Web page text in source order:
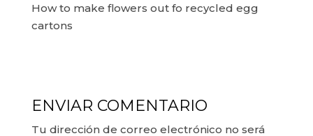
How to make flowers out fo recycled egg
cartons
ENVIAR COMENTARIO
Tu dirección de correo electrónico no será